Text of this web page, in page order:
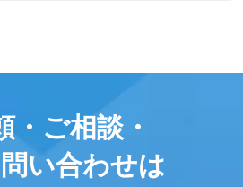
・ご相談・
い合わせは